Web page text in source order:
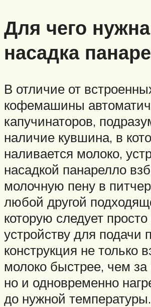
Для чего нужна
насадка
В отличие от
кофемашины
капучинаторов,
наличие кувшина, в
наливается молоко,
насадкой панарелло
молочную пену в
любой другой
которую следует
устройству для подачи
конструкция не только
молоко быстрее, чем
но и одновременно
до нужной температуры.